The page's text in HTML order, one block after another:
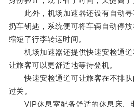
此外，机场加速器还设有自动寻
扔车钥匙，系统便可将车辆自动停
缩短了行李转运时间。
机场加速器还提供快速安检通道
让旅客可以更舒适地等待登机。
快速安检通道可让旅客在不排队
过关。
VIP休息室配备舒适的休息床、